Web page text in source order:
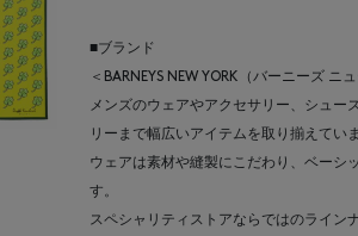
■ブランド
＜BARNEYS NEW YORK（バーニーズ
メンズのウェアやアクセサリー、シュー
リーまで幅広いアイテムを取り揃えていま
ウェアは素材や縫製にこだわり、ベーシ
す。
スペシャリティストアならではのライン